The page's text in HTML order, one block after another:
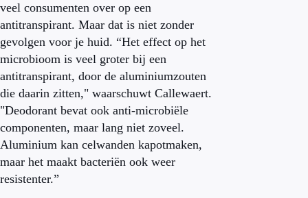
veel consumenten over op een
antitranspirant. Maar dat is niet zonder
gevolgen voor je huid. “Het effect op het
microbioom is veel groter bij een
antitranspirant, door de aluminiumzouten
die daarin zitten," waarschuwt Callewaert.
"Deodorant bevat ook anti-microbiële
componenten, maar lang niet zoveel.
Aluminium kan celwanden kapotmaken,
maar het maakt bacteriën ook weer
resistenter.”